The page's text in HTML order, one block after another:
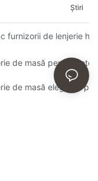
Ştiri
ELIYA
furnizorii de lenjerie
Hoteliere
de masă pentru
vă zonele de luat
de masă elegantă